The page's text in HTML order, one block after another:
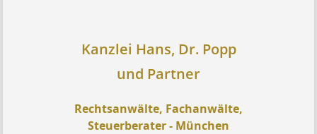
Kanzlei Hans, Dr. Popp
und Partner
Rechtsanwälte, Fachanwälte,
Steuerberater - München